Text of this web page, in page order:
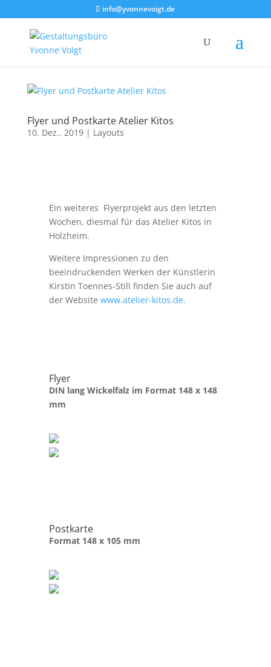
info@yvonnevoigt.de
Flyer und Postkarte Atelier Kitos
10. Dez.. 2019| Layouts
Ein weiteres Flyerprojekt aus den letzten
Wochen, diesmal für das Atelier Kitos in
Holzheim.
Weitere Impressionen zu den
beeindruckenden Werken der Künstlerin
Kirstin Toennes-Still finden Sie auch auf
der Website www.atelier-kitos.de.
Flyer
DIN lang Wickelfalz im Format 148 x 148
mm
Postkarte
Format 148 x 105 mm